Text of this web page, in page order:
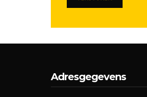
Adresgegevens